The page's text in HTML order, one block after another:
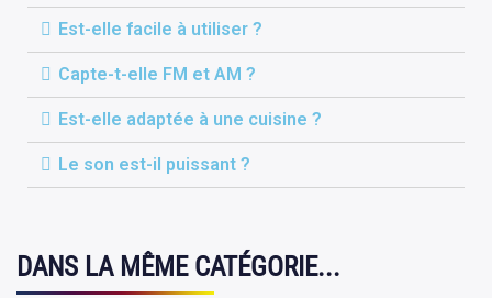
Est-elle facile à utiliser ?
Capte-t-elle FM et AM ?
Est-elle adaptée à une cuisine ?
Le son est-il puissant ?
DANS LA MÊME CATÉGORIE...